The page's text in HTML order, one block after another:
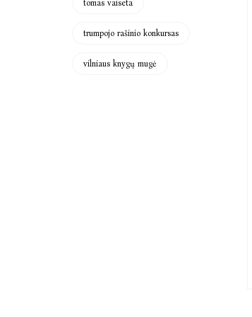
tomas vaiseta
trumpojo rašinio konkursas
vilniaus knygų mugė